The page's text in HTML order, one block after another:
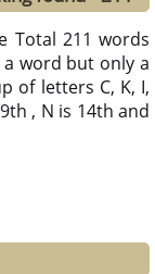
Total 211 words
a word but only a
of letters C, K, I,
, N is 14th and